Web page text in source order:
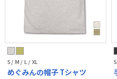
S / M / L / XL
めぐみんの帽子 Tシャツ